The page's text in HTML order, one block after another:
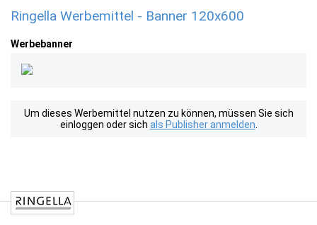
Ringella Werbemittel - Banner 120x600
Werbebanner
Um dieses Werbemittel nutzen zu können, müssen Sie sich
einloggen oder sich als Publisher anmelden